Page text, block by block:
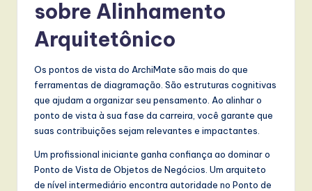
sobre Alinhamento
Arquitetônico
Os pontos de vista do ArchiMate são mais do que
ferramentas de diagramação. São estruturas cognitivas
que ajudam a organizar seu pensamento. Ao alinhar o
ponto de vista à sua fase da carreira, você garante que
suas contribuições sejam relevantes e impactantes.
Um profissional iniciante ganha confiança ao dominar o
Ponto de Vista de Objetos de Negócios. Um arquiteto
de nível intermediário encontra autoridade no Ponto de